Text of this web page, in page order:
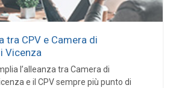
tra CPV e Camera di
Vicenza
l’alleanza tra Camera di
e il CPV sempre più punto di